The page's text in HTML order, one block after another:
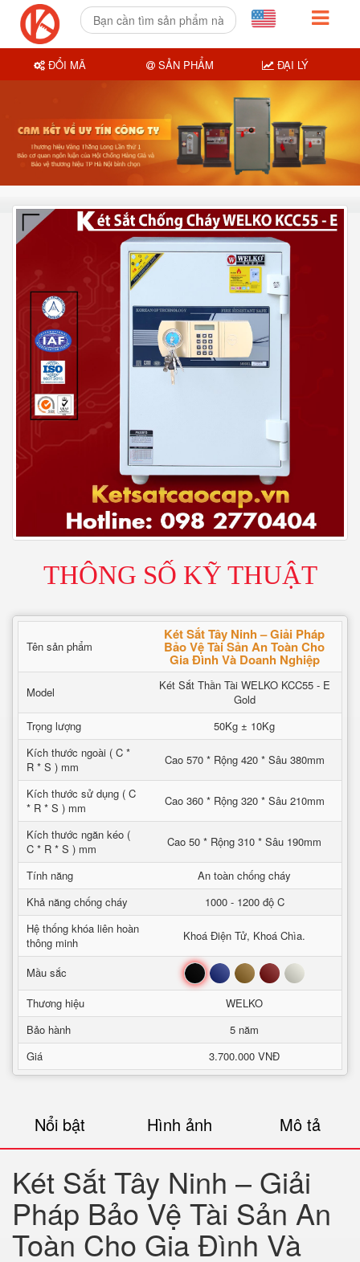
THÔNG SỐ KỸ THUẬT
Tên sản phẩm
Két Sắt Tây Ninh – Giải Pháp
Bảo Vệ Tài Sản An Toàn Cho
Gia Đình Và Doanh Nghiệp
Model
Két Sắt Thần Tài WELKO KCC55 - E
Gold
Trọng lượng
50Kg ± 10Kg
Kích thước ngoài ( C *
R * S ) mm
Cao 570 * Rộng 420 * Sâu 380mm
Kích thước sử dụng ( C
* R * S ) mm
Cao 360 * Rộng 320 * Sâu 210mm
Kích thước ngăn kéo (
C * R * S ) mm
Cao 50 * Rộng 310 * Sâu 190mm
Tính năng
An toàn chống cháy
Khả năng chống cháy
1000 - 1200 độ C
Hệ thống khóa liên hoàn
thông minh
Khoá Điện Tử, Khoá Chìa.
Mầu sắc Đen Xanh Nâu Đỏ Trắng
Thương hiệu
WELKO
Bảo hành
5 năm
Giá
3.700.000 VNĐ
Nổi bật Hình ảnh Mô tả
Két Sắt Tây Ninh – Giải
Pháp Bảo Vệ Tài Sản An
Toàn Cho Gia Đình Và
ĐỔI MÃ SẢN PHẨM ĐẠI LÝ